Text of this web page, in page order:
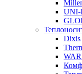
UNI-
Dixis